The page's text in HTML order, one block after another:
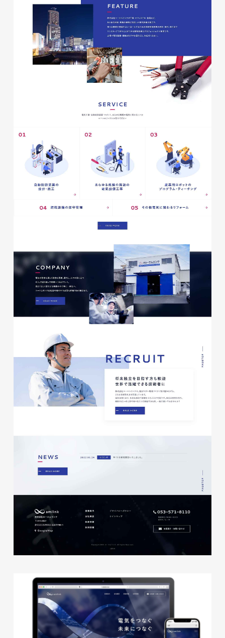
glitter8様 チラシ
#アパレル・ファッション
glitter8様 カタログ
印刷物
#アパレル・ファッション
#カタログ
#磐田
#チラシ
サイト制作
#HTML/CSSコーディング
#レスポンシブWebデザイン